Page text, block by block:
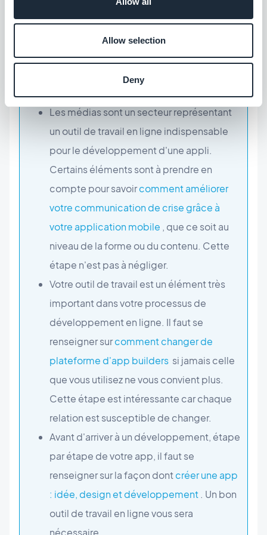
Allow selection
Deny
vous aider dans votre acheminement, voici
7 erreurs à éviter quand vous créer une
application pour votre marque. Ces
conseils pourront vous aider à faire la
Les médias sont un secteur représentant
un outil de travail en ligne indispensable
pour le développement d'une appli.
Certains éléments sont à prendre en
compte pour savoircomment améliorer
votre communication de crise grâce à
votre application mobile , que ce soit au
niveau de la forme ou du contenu. Cette
étape n'est pas à négliger.
Votre outil de travail est un élément très
important dans votre processus de
développement en ligne. Il faut se
renseigner surcomment changer de
plateforme d'app builders si jamais celle
que vous utilisez ne vous convient plus.
Cette étape est intéressante car chaque
relation est susceptible de changer.
Avant d'arriver à un développement, étape
par étape de votre app, il faut se
renseigner sur la façon dontcréer une app
: idée, design et développement . Un bon
outil de travail en ligne vous sera
nécessaire.